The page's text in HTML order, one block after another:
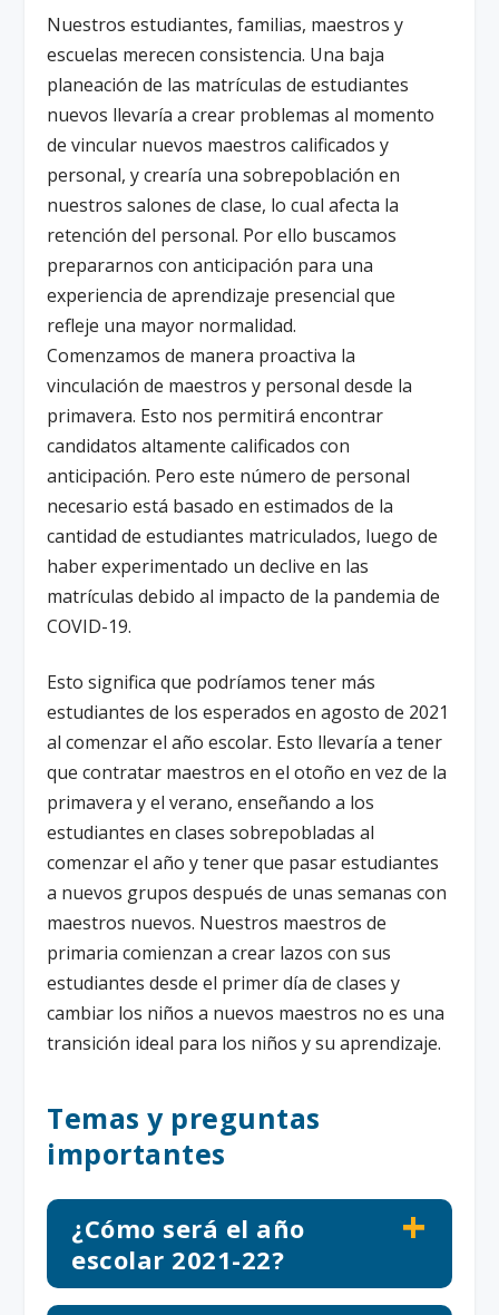
Nuestros estudiantes, familias, maestros y
escuelas merecen consistencia. Una baja
planeación de las matrículas de estudiantes
nuevos llevaría a crear problemas al momento
de vincular nuevos maestros calificados y
personal, y crearía una sobrepoblación en
nuestros salones de clase, lo cual afecta la
retención del personal. Por ello buscamos
prepararnos con anticipación para una
experiencia de aprendizaje presencial que
refleje una mayor normalidad.
Comenzamos de manera proactiva la
vinculación de maestros y personal desde la
primavera. Esto nos permitirá encontrar
candidatos altamente calificados con
anticipación. Pero este número de personal
necesario está basado en estimados de la
cantidad de estudiantes matriculados, luego de
haber experimentado un declive en las
matrículas debido al impacto de la pandemia de
COVID-19.
Esto significa que podríamos tener más
estudiantes de los esperados en agosto de 2021
al comenzar el año escolar. Esto llevaría a tener
que contratar maestros en el otoño en vez de la
primavera y el verano, enseñando a los
estudiantes en clases sobrepobladas al
comenzar el año y tener que pasar estudiantes
a nuevos grupos después de unas semanas con
maestros nuevos. Nuestros maestros de
primaria comienzan a crear lazos con sus
estudiantes desde el primer día de clases y
cambiar los niños a nuevos maestros no es una
transición ideal para los niños y su aprendizaje.
Temas y preguntas
importantes
¿Cómo será el año
escolar 2021-22?